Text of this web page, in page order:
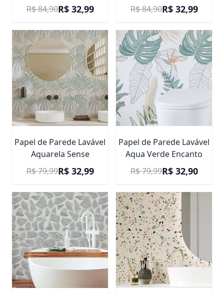
Preço Promocional
R$ 32,99
R$ 84,90 Preço Promocional
R$ 32,99
R$ 84,90
Papel de Parede Lavável
Aquarela Sense
Preço Promocional
R$ 32,99
R$ 79,99
Papel de Parede Lavável
Aqua Verde Encanto
Preço Promocional
R$ 32,90
R$ 79,99